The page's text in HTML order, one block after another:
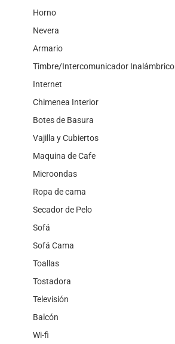
Horno
Nevera
Armario
Timbre/Intercomunicador Inalámbrico
Internet
Chimenea Interior
Botes de Basura
Vajilla y Cubiertos
Maquina de Cafe
Microondas
Ropa de cama
Secador de Pelo
Sofá
Sofá Cama
Toallas
Tostadora
Televisión
Balcón
Wi-fi